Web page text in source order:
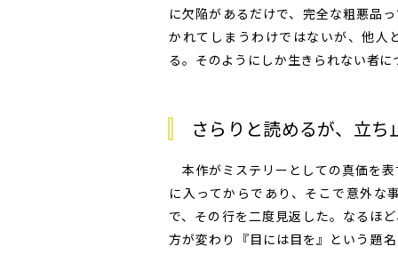
に欠陥があるだけで、完全な粗悪品
かれてしまうわけではないが、他人
る。そのようにしか生きられない者
さらりと読めるが、立
本作がミステリーとしての真価を
に入ってからであり、そこで意外な
で、その行を二度見返した。なるほ
方が変わり『目には目を』という題